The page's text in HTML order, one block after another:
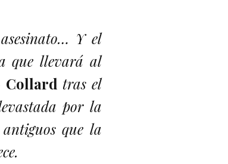
Y el
que llevará al
Collard tras el
por la
que la